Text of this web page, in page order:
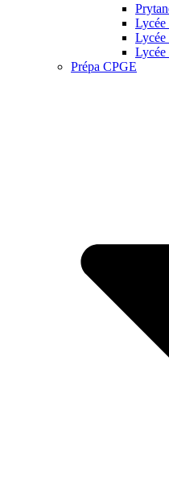
Lycée
Lycée
Lycée
Prépa CPGE